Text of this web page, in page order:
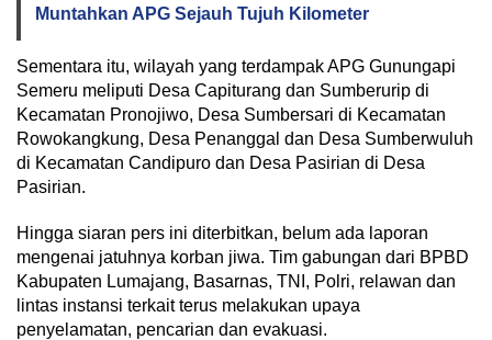
Muntahkan APG Sejauh Tujuh Kilometer
Sementara itu, wilayah yang terdampak APG Gunungapi
Semeru meliputi Desa Capiturang dan Sumberurip di
Kecamatan Pronojiwo, Desa Sumbersari di Kecamatan
Rowokangkung, Desa Penanggal dan Desa Sumberwuluh
di Kecamatan Candipuro dan Desa Pasirian di Desa
Pasirian.
Hingga siaran pers ini diterbitkan, belum ada laporan
mengenai jatuhnya korban jiwa. Tim gabungan dari BPBD
Kabupaten Lumajang, Basarnas, TNI, Polri, relawan dan
lintas instansi terkait terus melakukan upaya
penyelamatan, pencarian dan evakuasi.